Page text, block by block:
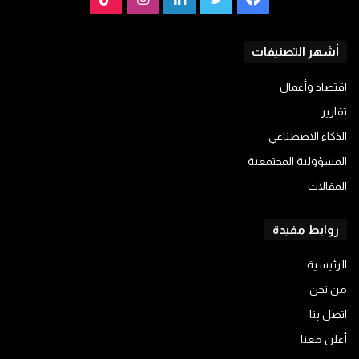
أشهر التصنيفات
اقتصاد وأعمال
تقارير
الذكاء الاصطناعي
المسؤولية المجتمعية
المقالات
روابط مفيدة
الرئيسية
من نحن
اتصل بنا
أعلن معنا